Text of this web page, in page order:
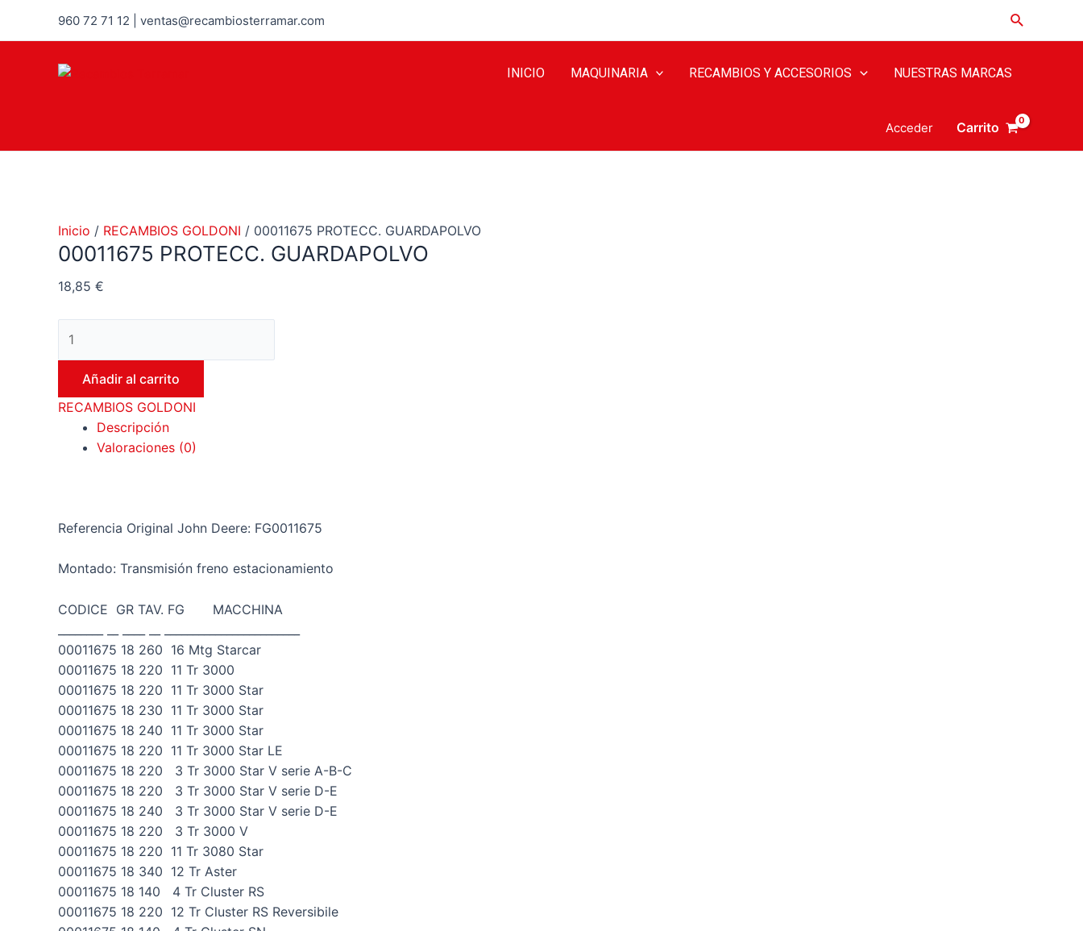
960 72 71 12 | ventas@recambiosterramar.com Buscar
INICIO MAQUINARIA RECAMBIOS Y ACCESORIOS NUESTRAS MARCAS
Acceder Carrito
Inicio / RECAMBIOS GOLDONI / 00011675 PROTECC. GUARDAPOLVO
00011675 PROTECC. GUARDAPOLVO
18,85 €
PROTECC.
cantidad
Añadir al carrito
RECAMBIOS GOLDONI
Descripción
Valoraciones (0)
Referencia Original John Deere: FG0011675
Montado: Transmisión freno estacionamiento
CODICE GR TAV. FG MACCHINA
00011675 18 260 16 Mtg Starcar
00011675 18 220 11 Tr 3000
00011675 18 220 11 Tr 3000 Star
00011675 18 230 11 Tr 3000 Star
00011675 18 240 11 Tr 3000 Star
00011675 18 220 11 Tr 3000 Star LE
00011675 18 220 3 Tr 3000 Star V serie A-B-C
00011675 18 220 3 Tr 3000 Star V serie D-E
00011675 18 240 3 Tr 3000 Star V serie D-E
00011675 18 220 3 Tr 3000 V
00011675 18 220 11 Tr 3080 Star
00011675 18 340 12 Tr Aster
00011675 18 140 4 Tr Cluster RS
00011675 18 220 12 Tr Cluster RS Reversibile